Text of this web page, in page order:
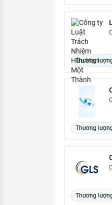
Thương
Thương
Thương